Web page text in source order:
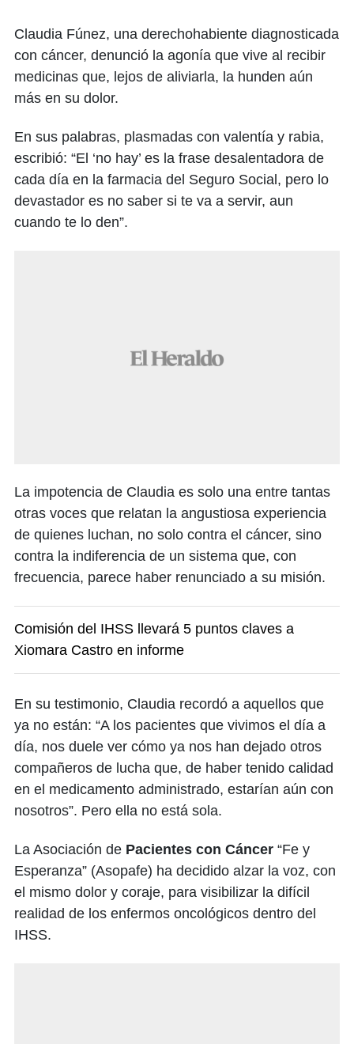
Claudia Fúnez, una derechohabiente diagnosticada
con cáncer, denunció la agonía que vive al recibir
medicinas que, lejos de aliviarla, la hunden aún
más en su dolor.
En sus palabras, plasmadas con valentía y rabia,
escribió: “El ‘no hay’ es la frase desalentadora de
cada día en la farmacia del Seguro Social, pero lo
devastador es no saber si te va a servir, aun
cuando te lo den”.
La impotencia de Claudia es solo una entre tantas
otras voces que relatan la angustiosa experiencia
de quienes luchan, no solo contra el cáncer, sino
contra la indiferencia de un sistema que, con
frecuencia, parece haber renunciado a su misión.
Comisión del IHSS llevará 5 puntos claves a
Xiomara Castro en informe
En su testimonio, Claudia recordó a aquellos que
ya no están: “A los pacientes que vivimos el día a
día, nos duele ver cómo ya nos han dejado otros
compañeros de lucha que, de haber tenido calidad
en el medicamento administrado, estarían aún con
nosotros”. Pero ella no está sola.
La Asociación de Pacientes con Cáncer “Fe y
Esperanza” (Asopafe) ha decidido alzar la voz, con
el mismo dolor y coraje, para visibilizar la difícil
realidad de los enfermos oncológicos dentro del
IHSS.